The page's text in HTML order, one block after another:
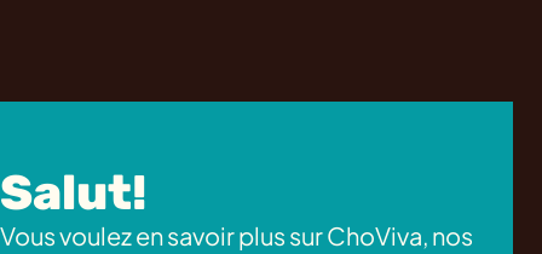
Salut!
Vous voulez en savoir plus sur ChoViva, nos